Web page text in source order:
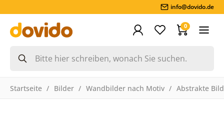
info@dovido.de
0
Startseite Bilder Wandbilder nach Motiv Abstrakte